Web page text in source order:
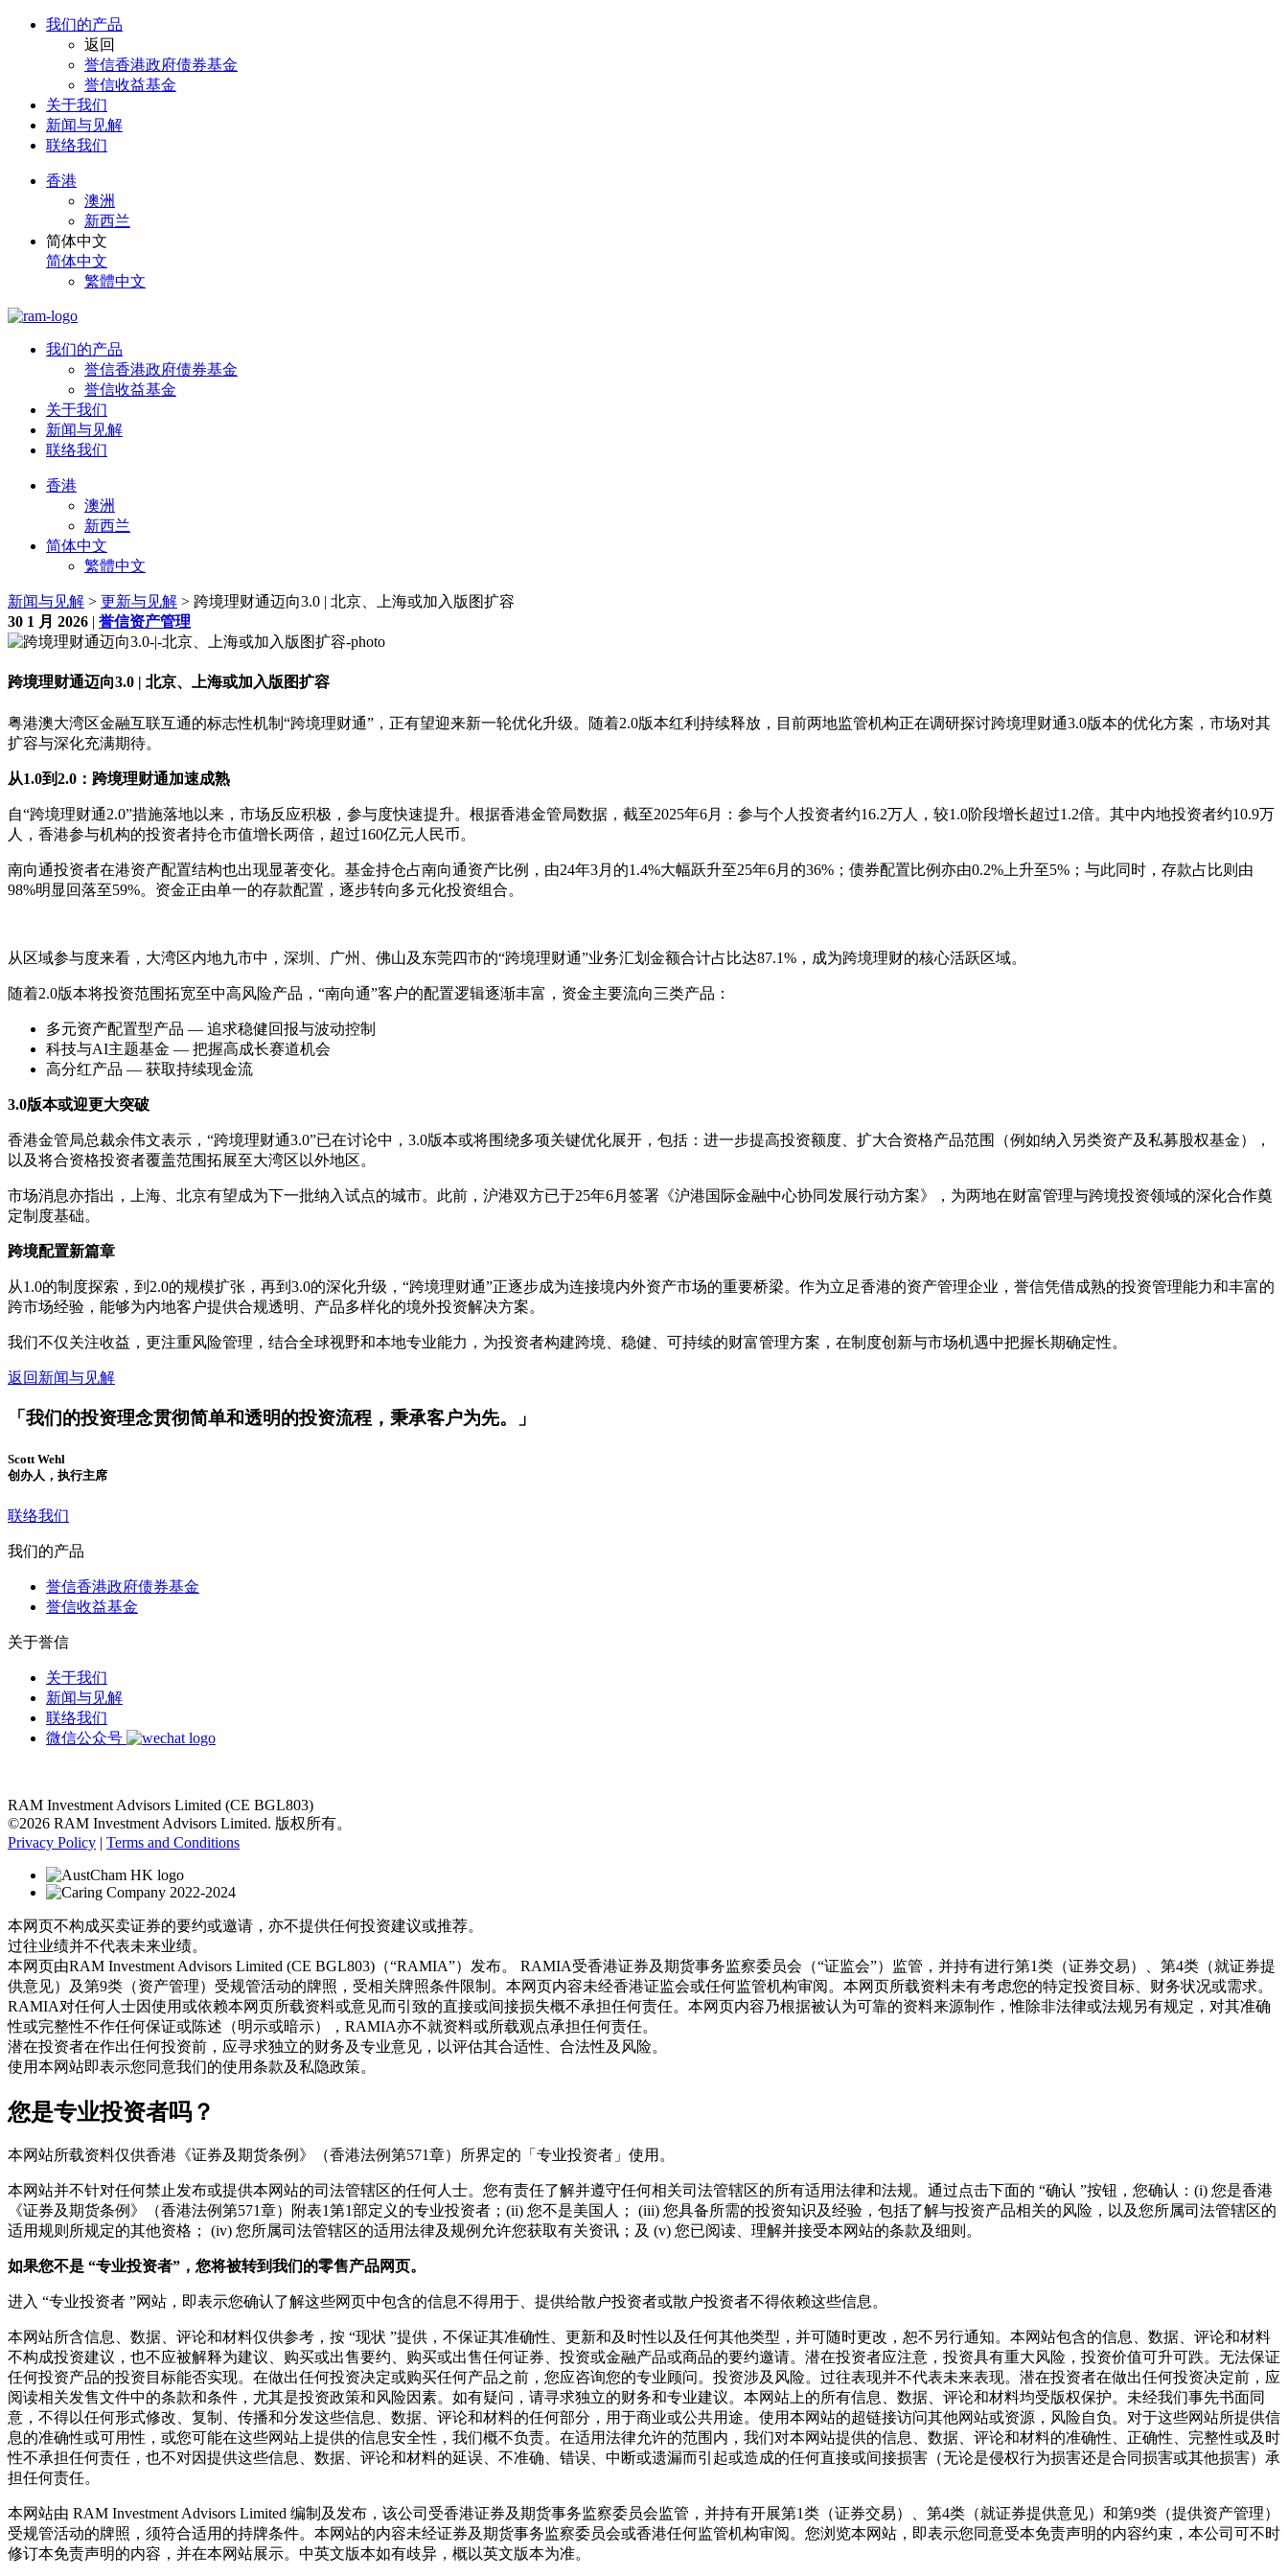
我们的产品
返回
誉信香港政府债券基金
誉信收益基金
关于我们
新闻与见解
联络我们
香港
澳洲
新西兰
简体中文
简体中文
繁體中文
我们的产品
誉信香港政府债券基金
誉信收益基金
关于我们
新闻与见解
联络我们
香港
澳洲
新西兰
简体中文
繁體中文
新闻与见解 > 更新与见解 > 跨境理财通迈向3.0 | 北京、上海或加入版图扩容
30 1 月 2026 | 誉信资产管理
跨境理财通迈向3.0 | 北京、上海或加入版图扩容
粤港澳大湾区金融互联互通的标志性机制“跨境理财通”，正有望迎来新一轮优化升级。随着2.0版本红利持续释放，目前两地监管机构正在调研探讨跨境理财通3.0版本的优化方案，市场对其
扩容与深化充满期待。
从1.0到2.0：跨境理财通加速成熟
自“跨境理财通2.0”措施落地以来，市场反应积极，参与度快速提升。根据香港金管局数据，截至2025年6月：参与个人投资者约16.2万人，较1.0阶段增长超过1.2倍。其中内地投资者约10.9万
人，香港参与机构的投资者持仓市值增长两倍，超过160亿元人民币。
南向通投资者在港资产配置结构也出现显著变化。基金持仓占南向通资产比例，由24年3月的1.4%大幅跃升至25年6月的36%；债券配置比例亦由0.2%上升至5%；与此同时，存款占比则由
98%明显回落至59%。资金正由单一的存款配置，逐步转向多元化投资组合。
从区域参与度来看，大湾区内地九市中，深圳、广州、佛山及东莞四市的“跨境理财通”业务汇划金额合计占比达87.1%，成为跨境理财的核心活跃区域。
随着2.0版本将投资范围拓宽至中高风险产品，“南向通”客户的配置逻辑逐渐丰富，资金主要流向三类产品：
多元资产配置型产品 — 追求稳健回报与波动控制
科技与AI主题基金 — 把握高成长赛道机会
高分红产品 — 获取持续现金流
3.0版本或迎更大突破
香港金管局总裁余伟文表示，“跨境理财通3.0”已在讨论中，3.0版本或将围绕多项关键优化展开，包括：进一步提高投资额度、扩大合资格产品范围（例如纳入另类资产及私募股权基金），
以及将合资格投资者覆盖范围拓展至大湾区以外地区。
市场消息亦指出，上海、北京有望成为下一批纳入试点的城市。此前，沪港双方已于25年6月签署《沪港国际金融中心协同发展行动方案》，为两地在财富管理与跨境投资领域的深化合作奠
定制度基础。
跨境配置新篇章
从1.0的制度探索，到2.0的规模扩张，再到3.0的深化升级，“跨境理财通”正逐步成为连接境内外资产市场的重要桥梁。作为立足香港的资产管理企业，誉信凭借成熟的投资管理能力和丰富的
跨市场经验，能够为内地客户提供合规透明、产品多样化的境外投资解决方案。
我们不仅关注收益，更注重风险管理，结合全球视野和本地专业能力，为投资者构建跨境、稳健、可持续的财富管理方案，在制度创新与市场机遇中把握长期确定性。
返回新闻与见解
「我们的投资理念贯彻简单和透明的投资流程，秉承客户为先。」
Scott Wehl
创办人，执行主席
联络我们
我们的产品
誉信香港政府债券基金
誉信收益基金
关于誉信
关于我们
新闻与见解
联络我们
微信公众号
RAM Investment Advisors Limited (CE BGL803)
©2026 RAM Investment Advisors Limited. 版权所有。
Privacy Policy | Terms and Conditions
本网页不构成买卖证券的要约或邀请，亦不提供任何投资建议或推荐。
过往业绩并不代表未来业绩。
本网页由RAM Investment Advisors Limited (CE BGL803)（“RAMIA”）发布。 RAMIA受香港证券及期货事务监察委员会（“证监会”）监管，并持有进行第1类（证券交易）、第4类（就证券提
供意见）及第9类（资产管理）受规管活动的牌照，受相关牌照条件限制。本网页内容未经香港证监会或任何监管机构审阅。本网页所载资料未有考虑您的特定投资目标、财务状况或需求。
RAMIA对任何人士因使用或依赖本网页所载资料或意见而引致的直接或间接损失概不承担任何责任。本网页内容乃根据被认为可靠的资料来源制作，惟除非法律或法规另有规定，对其准确
性或完整性不作任何保证或陈述（明示或暗示），RAMIA亦不就资料或所载观点承担任何责任。
潜在投资者在作出任何投资前，应寻求独立的财务及专业意见，以评估其合适性、合法性及风险。
使用本网站即表示您同意我们的使用条款及私隐政策。
您是专业投资者吗？
本网站所载资料仅供香港《证券及期货条例》（香港法例第571章）所界定的「专业投资者」使用。
本网站并不针对任何禁止发布或提供本网站的司法管辖区的任何人士。您有责任了解并遵守任何相关司法管辖区的所有适用法律和法规。通过点击下面的 “确认 ”按钮，您确认：(i) 您是香港
《证券及期货条例》（香港法例第571章）附表1第1部定义的专业投资者；(ii) 您不是美国人； (iii) 您具备所需的投资知识及经验，包括了解与投资产品相关的风险，以及您所属司法管辖区的
适用规则所规定的其他资格； (iv) 您所属司法管辖区的适用法律及规例允许您获取有关资讯；及 (v) 您已阅读、理解并接受本网站的条款及细则。
如果您不是 “专业投资者” ，您将被转到我们的零售产品网页。
进入 “专业投资者 ”网站，即表示您确认了解这些网页中包含的信息不得用于、提供给散户投资者或散户投资者不得依赖这些信息。
本网站所含信息、数据、评论和材料仅供参考，按 “现状 ”提供，不保证其准确性、更新和及时性以及任何其他类型，并可随时更改，恕不另行通知。本网站包含的信息、数据、评论和材料
不构成投资建议，也不应被解释为建议、购买或出售要约、购买或出售任何证券、投资或金融产品或商品的要约邀请。潜在投资者应注意，投资具有重大风险，投资价值可升可跌。无法保证
任何投资产品的投资目标能否实现。在做出任何投资决定或购买任何产品之前，您应咨询您的专业顾问。投资涉及风险。过往表现并不代表未来表现。潜在投资者在做出任何投资决定前，应
阅读相关发售文件中的条款和条件，尤其是投资政策和风险因素。如有疑问，请寻求独立的财务和专业建议。本网站上的所有信息、数据、评论和材料均受版权保护。未经我们事先书面同
意，不得以任何形式修改、复制、传播和分发这些信息、数据、评论和材料的任何部分，用于商业或公共用途。使用本网站的超链接访问其他网站或资源，风险自负。对于这些网站所提供信
息的准确性或可用性，或您可能在这些网站上提供的信息安全性，我们概不负责。在适用法律允许的范围内，我们对本网站提供的信息、数据、评论和材料的准确性、正确性、完整性或及时
性不承担任何责任，也不对因提供这些信息、数据、评论和材料的延误、不准确、错误、中断或遗漏而引起或造成的任何直接或间接损害（无论是侵权行为损害还是合同损害或其他损害）承
担任何责任。
本网站由 RAM Investment Advisors Limited 编制及发布，该公司受香港证券及期货事务监察委员会监管，并持有开展第1类（证券交易）、第4类（就证券提供意见）和第9类（提供资产管理）
受规管活动的牌照，须符合适用的持牌条件。本网站的内容未经证券及期货事务监察委员会或香港任何监管机构审阅。您浏览本网站，即表示您同意受本免责声明的内容约束，本公司可不时
修订本免责声明的内容，并在本网站展示。中英文版本如有歧异，概以英文版本为准。